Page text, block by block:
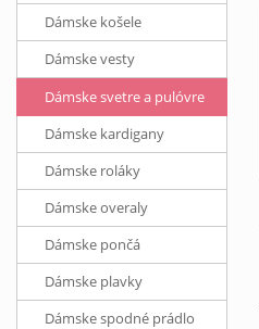
Dámske košele
Dámske vesty
Dámske svetre a pulóvre
Dámske kardigany
Dámske roláky
Dámske overaly
Dámske pončá
Dámske plavky
Dámske spodné prádlo